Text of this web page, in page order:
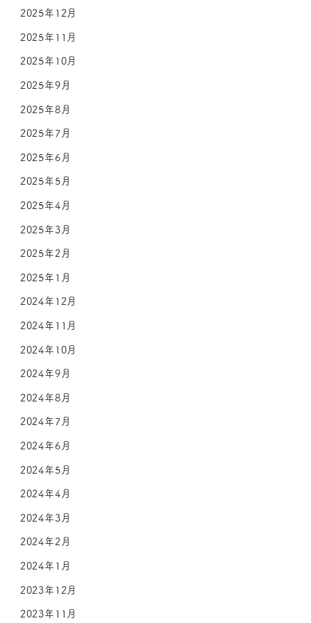
2025年12月
2025年11月
2025年10月
2025年9月
2025年8月
2025年7月
2025年6月
2025年5月
2025年4月
2025年3月
2025年2月
2025年1月
2024年12月
2024年11月
2024年10月
2024年9月
2024年8月
2024年7月
2024年6月
2024年5月
2024年4月
2024年3月
2024年2月
2024年1月
2023年12月
2023年11月